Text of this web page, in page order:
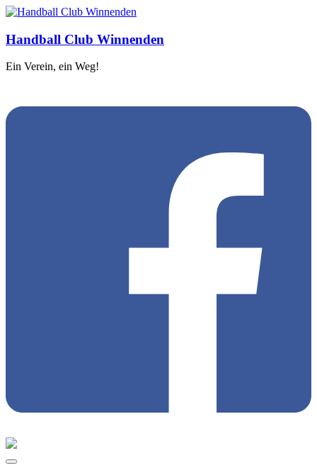
Handball Club Winnenden
Ein Verein, ein Weg!